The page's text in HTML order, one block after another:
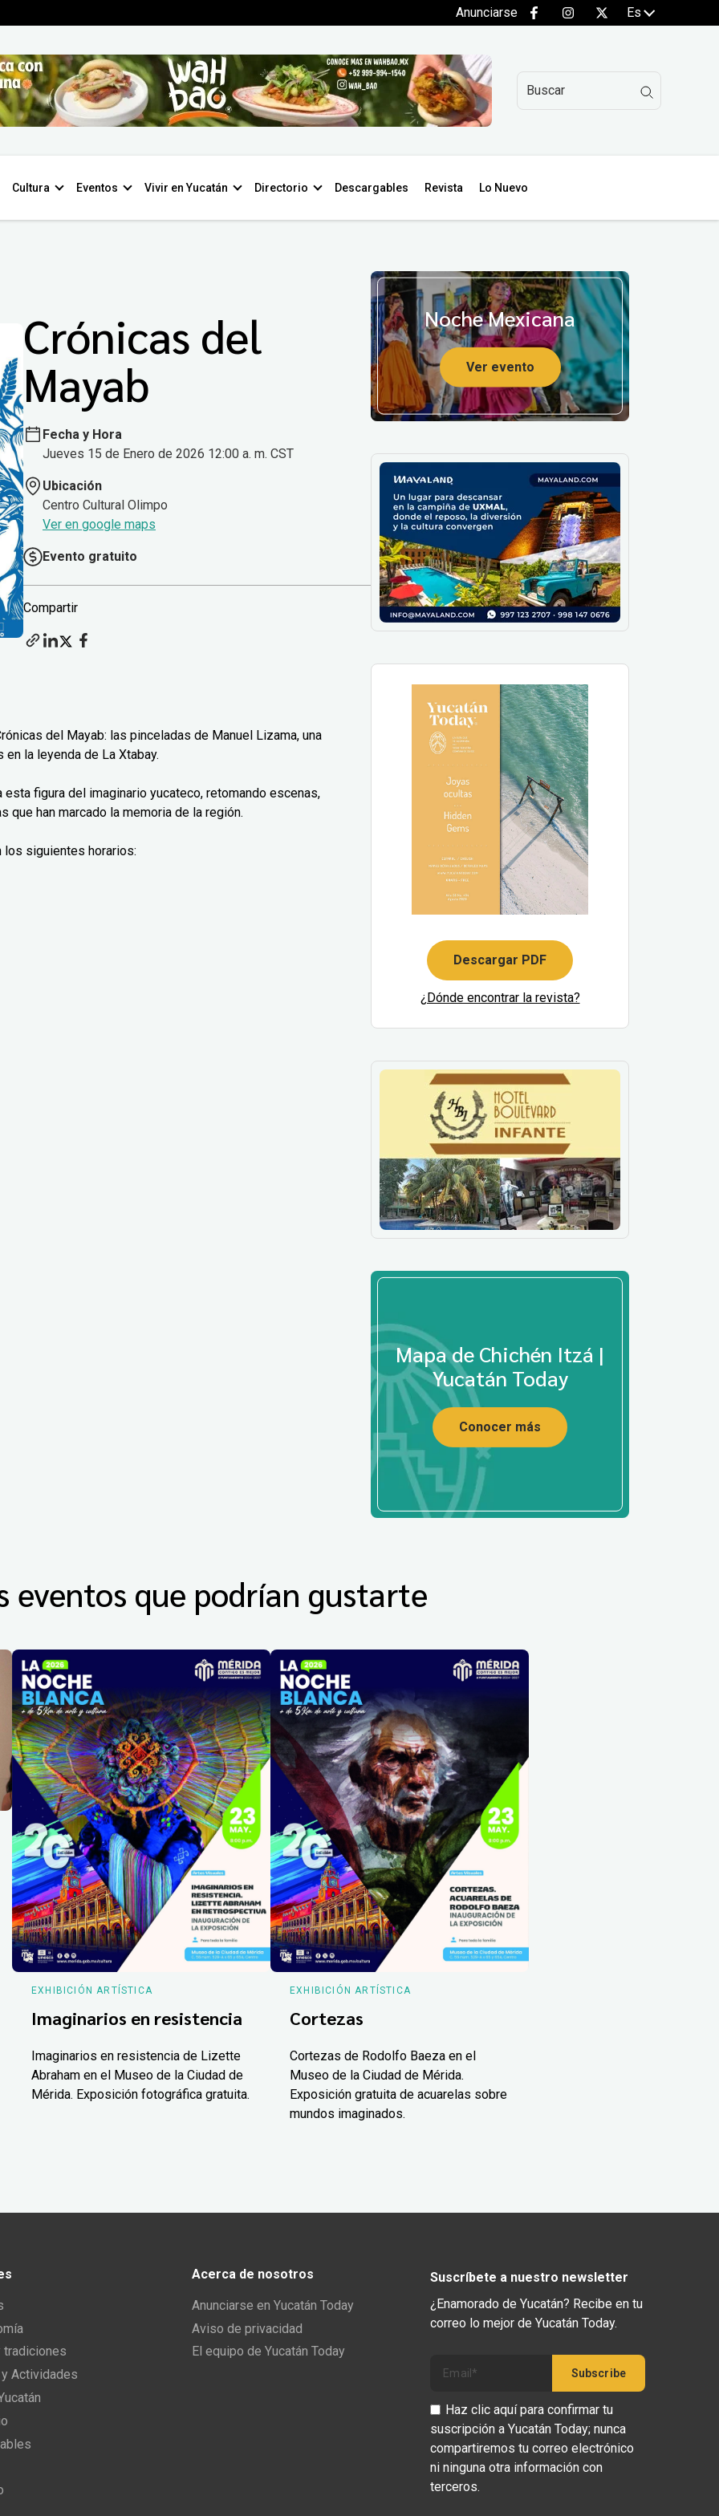
Anunciarse Es
Cultura Eventos Vivir en Yucatán Directorio Descargables Revista Lo Nuevo
Crónicas del
Mayab
Fecha y Hora
Jueves 15 de Enero de 2026 12:00 a. m. CST
Ubicación
Centro Cultural Olimpo
Ver en google maps
Evento gratuito
Compartir
del Mayab: las pinceladas de Manuel Lizama, una
la leyenda de La Xtabay.
figura del imaginario yucateco, retomando escenas,
han marcado la memoria de la región.
siguientes horarios:
Noche Mexicana
Ver evento
Descargar PDF
¿Dónde encontrar la revista?
Mapa de Chichén Itzá |
Yucatán Today
Conocer más
eventos que podrían gustarte
EXHIBICIÓN ARTÍSTICA
Imaginarios en resistencia
Imaginarios en resistencia de Lizette
Abraham en el Museo de la Ciudad de
Mérida. Exposición fotográfica gratuita.
EXHIBICIÓN ARTÍSTICA
Cortezas
Cortezas de Rodolfo Baeza en el
Museo de la Ciudad de Mérida.
Exposición gratuita de acuarelas sobre
mundos imaginados.
tradiciones
Actividades
Acerca de nosotros
Anunciarse en Yucatán Today
Aviso de privacidad
El equipo de Yucatán Today
Suscríbete a nuestro newsletter
¿Enamorado de Yucatán? Recibe en tu
correo lo mejor de Yucatán Today.
Haz clic aquí para confirmar tu
suscripción a Yucatán Today; nunca
compartiremos tu correo electrónico
ni ninguna otra información con
terceros.